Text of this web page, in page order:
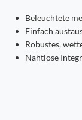
Beleuchtete
Einfach
Robustes,
Nahtlose